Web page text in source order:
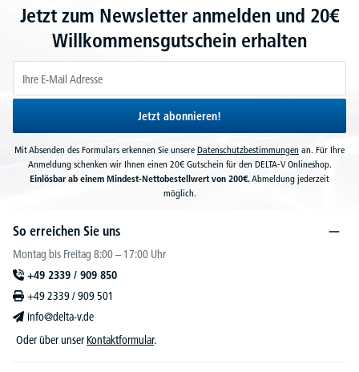
Jetzt zum Newsletter anmelden und 20€
Willkommensgutschein erhalten
Jetzt abonnieren!
Mit Absenden des Formulars erkennen Sie unsere Datenschutzbestimmungen an. Für Ihre
Anmeldung schenken wir Ihnen einen 20€ Gutschein für den DELTA-V Onlineshop.
Einlösbar ab einem Mindest-Nettobestellwert von 200€.Abmeldung jederzeit
möglich.
So erreichen Sie uns
Montag bis Freitag 8:00 – 17:00 Uhr
+49 2339 / 909 850
+49 2339 / 909 501
info@delta-v.de
Oder über unser Kontaktformular.